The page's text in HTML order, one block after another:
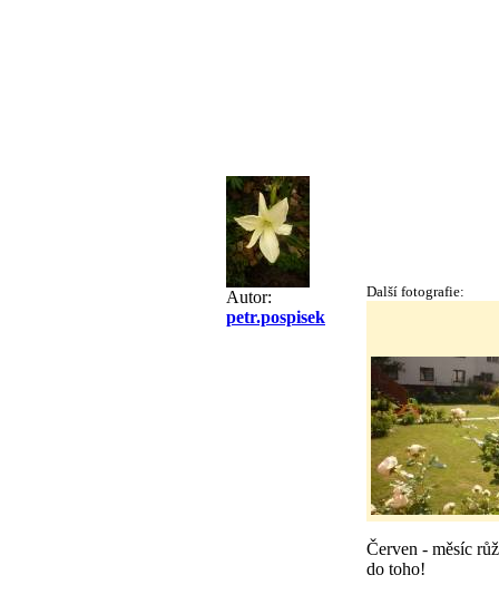
Autor:
petr.pospisek
Další fotografie:
Červen - měsíc
do toho!